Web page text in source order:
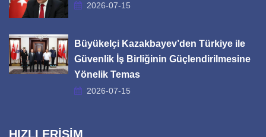
2026-07-15
Büyükelçi Kazakbayev’den Türkiye ile
Güvenlik İş Birliğinin Güçlendirilmesine
Yönelik Temas
2026-07-15
HIZLI ERİŞİM